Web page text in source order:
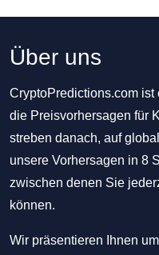
Über uns
CryptoPredictions.com
die Preisvorhersagen für
streben danach, auf
unsere Vorhersagen in 8
zwischen denen Sie
können.
Wir präsentieren Ihnen